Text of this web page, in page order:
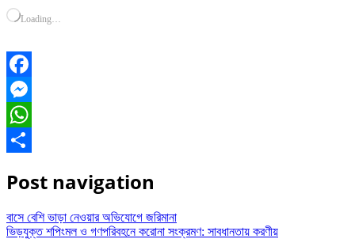
Loading…
Facebook
Messenger
WhatsApp
Post navigation
বাসে বেশি ভাড়া নেওয়ার অভিযোগে জরিমানা
ভিড়যুক্ত শপিংমল ও গণপরিবহনে করোনা সংক্রমণ: সাবধানতায় করণীয়